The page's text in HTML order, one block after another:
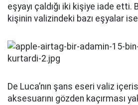
eşyayı çaldığı iki kişiye iade etti.
kişinin valizindeki bazı eşyalar
De Luca’nın şans eseri valiz
aksesuarını gözden kaçırması